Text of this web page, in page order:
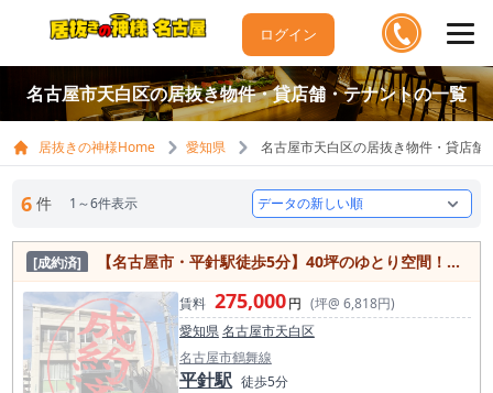
ログイン
名古屋市天白区の居抜き物件・貸店舗・テナントの一覧
居抜きの神様Home 愛知県 名古屋市天白区の居抜き物件・貸店舗
6 件 1～6件表示
[成約済] 【名古屋市・平針駅徒歩5分】40坪のゆとり空間！駐車場2台付きの飲食店可物件
賃料 275,000円 (坪@ 6,818円)
愛知県名古屋市天白区
名古屋市鶴舞線
平針駅 徒歩5分